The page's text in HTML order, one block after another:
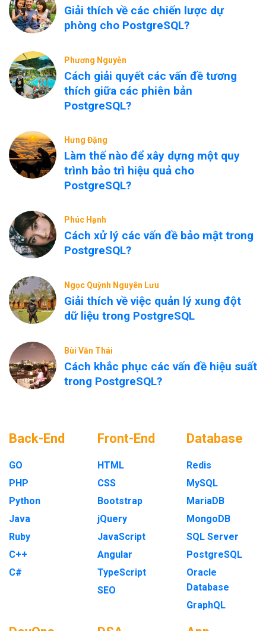
Giải thích về các chiến lược dự
phòng cho PostgreSQL?
Phương Nguyễn
Cách giải quyết các vấn đề tương
thích giữa các phiên bản
PostgreSQL?
Hưng Đặng
Làm thế nào để xây dựng một quy
trình bảo trì hiệu quả cho
PostgreSQL?
Phúc Hạnh
Cách xử lý các vấn đề bảo mật trong
PostgreSQL?
Ngọc Quỳnh Nguyên Lưu
Giải thích về việc quản lý xung đột
dữ liệu trong PostgreSQL
Bùi Văn Thái
Cách khắc phục các vấn đề hiệu suất
trong PostgreSQL?
Back-End
GO
PHP
Python
Java
Ruby
C++
C#
Front-End
HTML
CSS
Bootstrap
jQuery
JavaScript
Angular
TypeScript
SEO
Database
Redis
MySQL
MariaDB
MongoDB
SQL Server
PostgreSQL
Oracle
Database
GraphQL